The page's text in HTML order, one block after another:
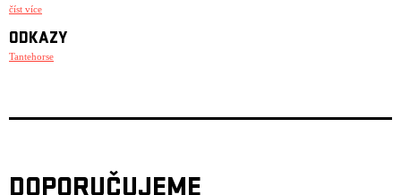
V deseti letech jsme neznala slova jako mikrovlnka a kávovar. Na
Vztahy? Jaký máte na mysli?
Mám na sebe nárok být zdravá. Snažím se uvěřit tomu, že za něco stojím
na hřbitově. Já ty emoce na jevišti umím, mám nastřádáno. Chcete
„Série Invisible o neviditelných ženách vznikla v roce 2021 z osobní
touhy zviditelnit autobiografické příběhy žen, výjimečných umělkyň,
číst více
ODKAZY
Tantehorse